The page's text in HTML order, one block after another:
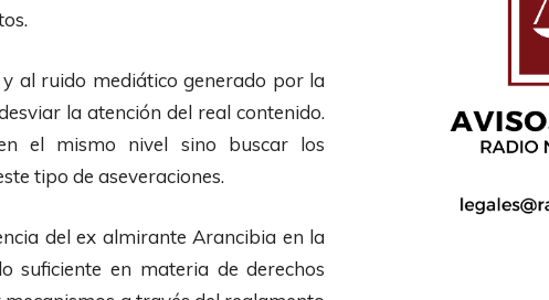
e
F
l
h
a
al ruido mediático generado por la
la atención del real contenido.
el mismo nivel sino buscar los
tipo de aseveraciones.
del ex almirante Arancibia en la
suficiente en materia de derechos